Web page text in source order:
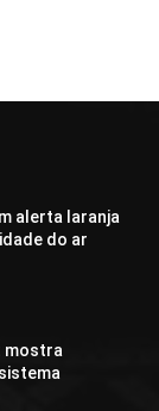
alerta laranja
do ar
mostra